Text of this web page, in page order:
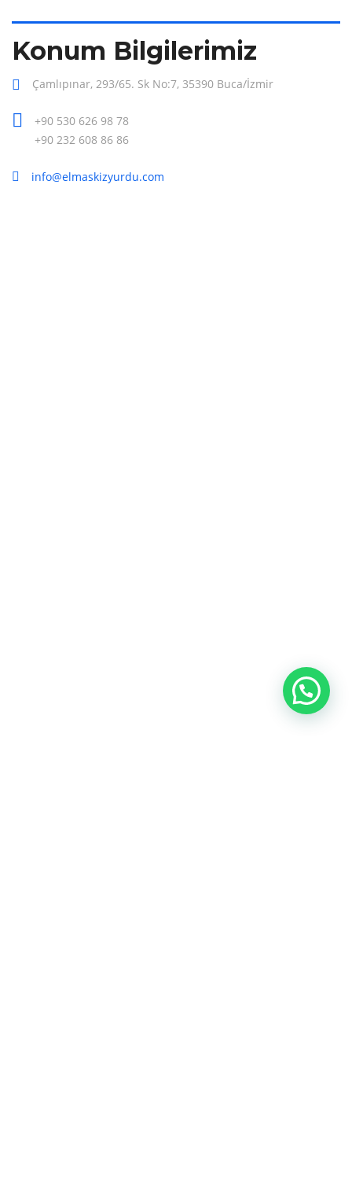
Konum Bilgilerimiz
Çamlıpınar, 293/65. Sk No:7, 35390 Buca/İzmir
+90 530 626 98 78
+90 232 608 86 86
info@elmaskizyurdu.com